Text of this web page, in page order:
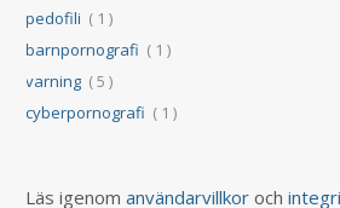
pedofili ( 1 )
barnpornografi ( 1 )
varning ( 5 )
cyberpornografi ( 1 )
Läs igenomanvändarvillkor och